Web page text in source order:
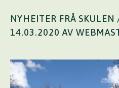
NYHEITER FRÅ SKULEN
14.03.2020 AV